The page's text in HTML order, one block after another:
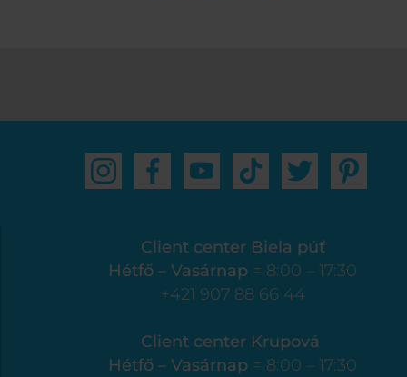
Client center Biela púť
Hétfő – Vasárnap = 8:00 – 17:30
+421 907 88 66 44
Client center Krupová
Hétfő – Vasárnap = 8:00 – 17:30